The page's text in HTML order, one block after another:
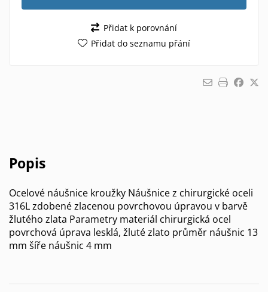
Přidat k porovnání
Přidat do seznamu přání
Popis
Ocelové náušnice kroužky Náušnice z chirurgické oceli
316L zdobené zlacenou povrchovou úpravou v barvě
žlutého zlata Parametry materiál chirurgická ocel
povrchová úprava lesklá, žluté zlato průměr náušnic 13
mm šíře náušnic 4 mm